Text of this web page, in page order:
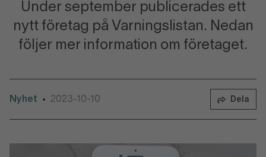
Under september publicerades ett
nytt företag på Varningslistan. Nedan
följer mer information om företaget.
Nyhet • 2023-10-10 Dela